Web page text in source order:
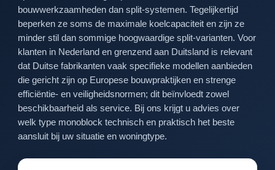
bouwwerkzaamheden dan split-systemen. Tegelijkertijd
beperken ze soms de maximale koelcapaciteit en zijn ze
minder stil dan sommige hoogwaardige split-varianten. Voor
klanten in Nederland en grenzend aan Duitsland is relevant
dat Duitse fabrikanten vaak specifieke modellen aanbieden
die gericht zijn op Europese bouwpraktijken en strenge
efficiëntie- en veiligheidsnormen; dit beïnvloedt zowel
beschikbaarheid als service. Bij ons krijgt u advies over
welk type monoblock technisch en praktisch het beste
aansluit bij uw situatie en woningtype.